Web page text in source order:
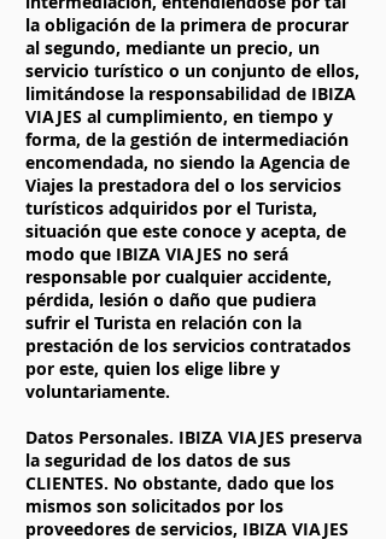
la obligación de la primera de procurar
al segundo, mediante un precio, un
servicio turístico o un conjunto de ellos,
limitándose la responsabilidad de IBIZA
VIAJES al cumplimiento, en tiempo y
forma, de la gestión de intermediación
encomendada, no siendo la Agencia de
Viajes la prestadora del o los servicios
turísticos adquiridos por el Turista,
situación que este conoce y acepta, de
modo que IBIZA VIAJES no será
responsable por cualquier accidente,
pérdida, lesión o daño que pudiera
sufrir el Turista en relación con la
prestación de los servicios contratados
por este, quien los elige libre y
voluntariamente.
Datos Personales. IBIZA VIAJES preserva
la seguridad de los datos de sus
CLIENTES. No obstante, dado que los
mismos son solicitados por los
proveedores de servicios, IBIZA VIAJES